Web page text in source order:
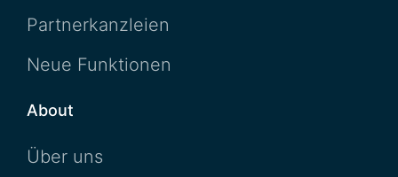
Partnerkanzleien
Neue Funktionen
About
Über uns